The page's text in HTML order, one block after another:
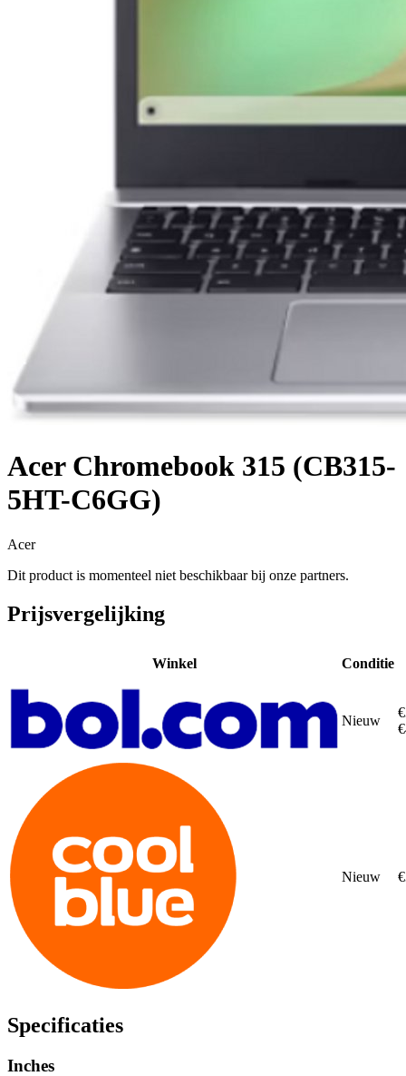
Acer Chromebook 315 (CB315-
5HT-C6GG)
Acer
Dit product is momenteel niet beschikbaar bij onze partners.
Prijsvergelijking
Winkel Conditie
Nieuw
Nieuw
Specificaties
Inches